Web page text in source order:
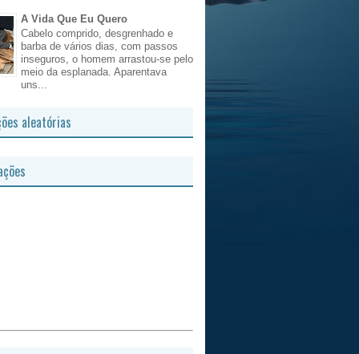
A Vida Que Eu Quero
Cabelo comprido, desgrenhado e
barba de vários dias, com passos
inseguros, o homem arrastou-se pelo
meio da esplanada. Aparentava
uns...
aleatórias